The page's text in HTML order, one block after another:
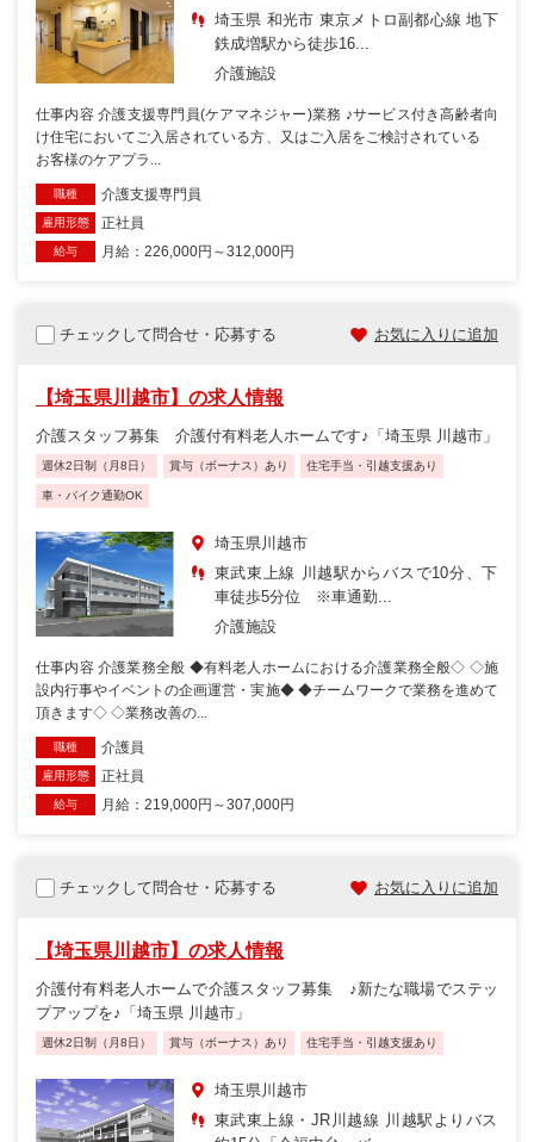
埼玉県 和光市 東京メトロ副都心線 地下
鉄成増駅から徒歩16...
介護施設
仕事内容 介護支援専門員(ケアマネジャー)業務 ♪サービス付き高齢者向
け住宅においてご入居されている方、又はご入居をご検討されている
お客様のケアプラ...
職種 介護支援専門員
雇用形態 正社員
給与 月給：226,000円～312,000円
チェックして問合せ・応募する お気に入りに追加
【埼玉県川越市】の求人情報
介護スタッフ募集 介護付有料老人ホームです♪「埼玉県 川越市」
週休2日制（月8日） 賞与（ボーナス）あり 住宅手当・引越支援あり
車・バイク通勤OK
埼玉県川越市
東武東上線 川越駅からバスで10分、下
車徒歩5分位 ※車通勤...
介護施設
仕事内容 介護業務全般 ◆有料老人ホームにおける介護業務全般◇ ◇施
設内行事やイベントの企画運営・実施◆ ◆チームワークで業務を進めて
頂きます◇ ◇業務改善の...
職種 介護員
雇用形態 正社員
給与 月給：219,000円～307,000円
チェックして問合せ・応募する お気に入りに追加
【埼玉県川越市】の求人情報
介護付有料老人ホームで介護スタッフ募集 ♪新たな職場でステッ
プアップを♪「埼玉県 川越市」
週休2日制（月8日） 賞与（ボーナス）あり 住宅手当・引越支援あり
埼玉県川越市
東武東上線・JR川越線 川越駅よりバス